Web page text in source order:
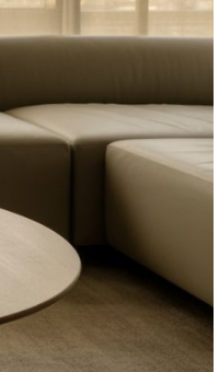
מנכס
בירושלים
בלי
כאב
הראש